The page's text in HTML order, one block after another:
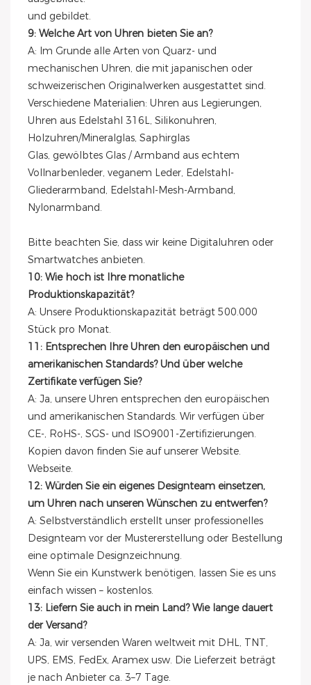
und gebildet.
9: Welche Art von Uhren bieten Sie an?
A: Im Grunde alle Arten von Quarz- und
mechanischen Uhren, die mit japanischen oder
schweizerischen Originalwerken ausgestattet sind.
Verschiedene Materialien: Uhren aus Legierungen,
Uhren aus Edelstahl 316L, Silikonuhren,
Holzuhren/Mineralglas, Saphirglas
Glas, gewölbtes Glas / Armband aus echtem
Vollnarbenleder, veganem Leder, Edelstahl-
Gliederarmband, Edelstahl-Mesh-Armband,
Nylonarmband.
Bitte beachten Sie, dass wir keine Digitaluhren oder
Smartwatches anbieten.
10: Wie hoch ist Ihre monatliche
Produktionskapazität?
A: Unsere Produktionskapazität beträgt 500.000
Stück pro Monat.
11: Entsprechen Ihre Uhren den europäischen und
amerikanischen Standards? Und über welche
Zertifikate verfügen Sie?
A: Ja, unsere Uhren entsprechen den europäischen
und amerikanischen Standards. Wir verfügen über
CE-, RoHS-, SGS- und ISO9001-Zertifizierungen.
Kopien davon finden Sie auf unserer Website.
Webseite.
12: Würden Sie ein eigenes Designteam einsetzen,
um Uhren nach unseren Wünschen zu entwerfen?
A: Selbstverständlich erstellt unser professionelles
Designteam vor der Mustererstellung oder Bestellung
eine optimale Designzeichnung.
Wenn Sie ein Kunstwerk benötigen, lassen Sie es uns
einfach wissen – kostenlos.
13: Liefern Sie auch in mein Land? Wie lange dauert
der Versand?
A: Ja, wir versenden Waren weltweit mit DHL, TNT,
UPS, EMS, FedEx, Aramex usw. Die Lieferzeit beträgt
je nach Anbieter ca. 3–7 Tage.